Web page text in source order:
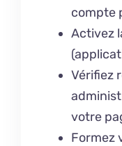
compte
Activez
Vérifiez
votre
Formez